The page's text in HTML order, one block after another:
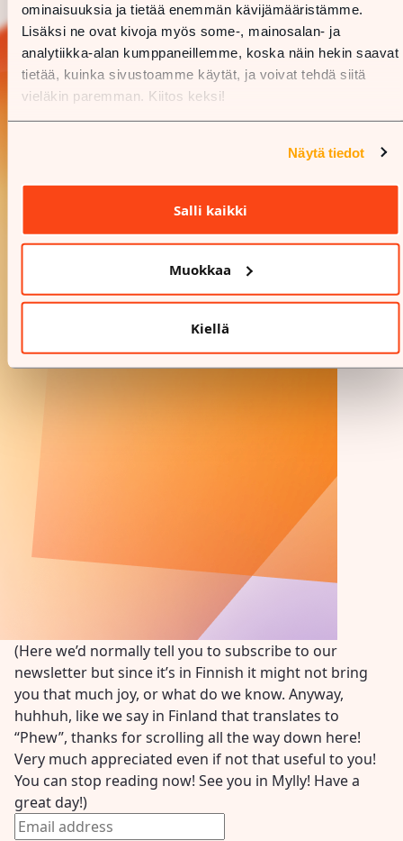
ominaisuuksia ja tietää enemmän kävijämääristämme.
Lisäksi ne ovat kivoja myös some-, mainosalan- ja
analytiikka-alan kumppaneillemme, koska näin hekin saavat
tietää, kuinka sivustoamme käytät, ja voivat tehdä siitä
vieläkin paremman. Kiitos keksi!
Näytä tiedot
Salli kaikki
Muokkaa
Kiellä
(Here we’d normally tell you to subscribe to our
newsletter but since it’s in Finnish it might not bring
you that much joy, or what do we know. Anyway,
huhhuh, like we say in Finland that translates to
“Phew”, thanks for scrolling all the way down here!
Very much appreciated even if not that useful to you!
You can stop reading now! See you in Mylly! Have a
great day!)